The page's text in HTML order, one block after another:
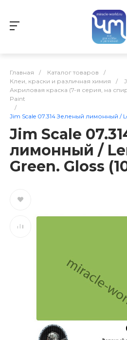
Главная / Каталог товаров
/
Клеи, краски и различная химия
/
Акриловая краска (7-я серия, на
Paint
/
Jim Scale 07.314 Зеленый лимонный /
Jim Scale
лимонный /
Green. Gloss